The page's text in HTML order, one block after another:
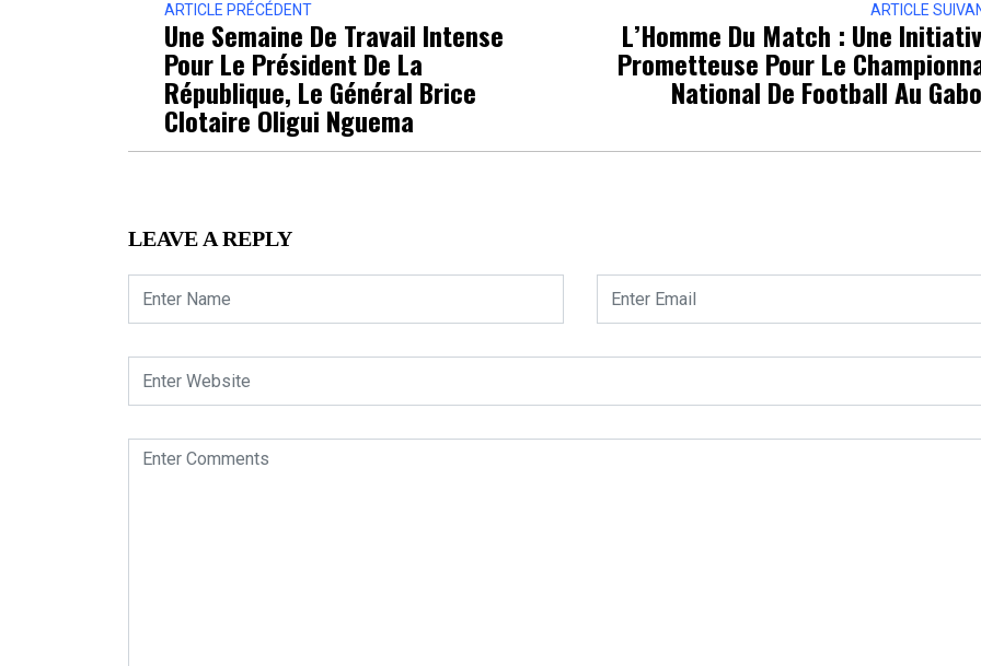
ARTICLE PRÉCÉDENT
Une Semaine De Travail Intense
Pour Le Président De La
République, Le Général Brice
Clotaire Oligui Nguema
ARTICLE
L’Homme Du Match : Une
Prometteuse Pour Le
National De Football Au
LEAVE A REPLY